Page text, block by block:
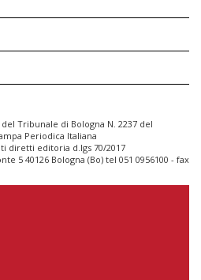
Tribunale di Bologna N. 2237 del
Periodica Italiana
diretti editoria d.lgs 70/2017
5 40126 Bologna (Bo) tel 051 0956100 - fax